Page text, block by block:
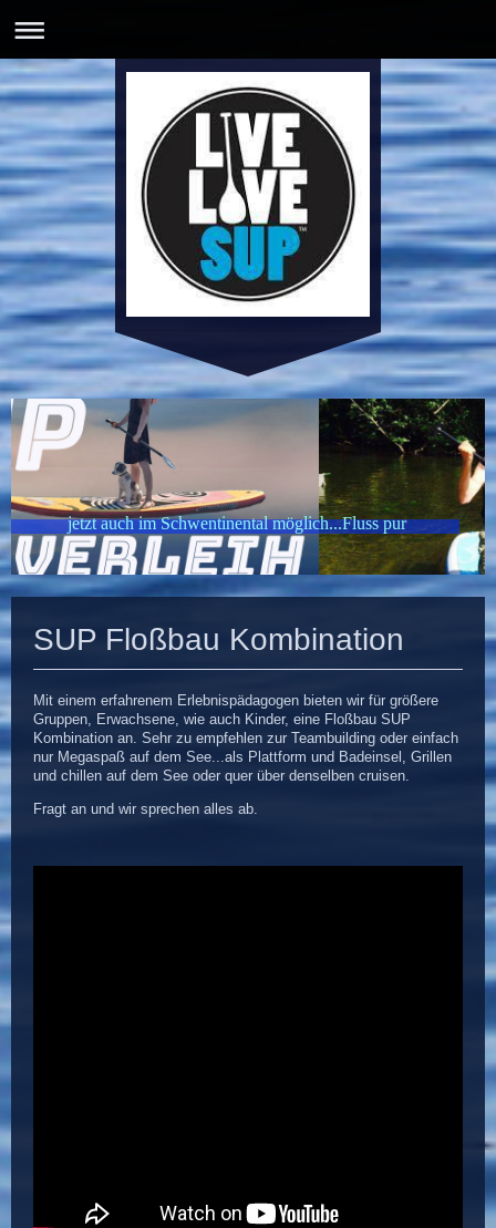
jetzt auch im Schwentinental möglich...Fluss pur
SUP Floßbau Kombination
Mit einem erfahrenem Erlebnispädagogen bieten wir für größere
Gruppen, Erwachsene, wie auch Kinder, eine Floßbau SUP
Kombination an. Sehr zu empfehlen zur Teambuilding oder einfach
nur Megaspaß auf dem See...als Plattform und Badeinsel, Grillen
und chillen auf dem See oder quer über denselben cruisen.
Fragt an und wir sprechen alles ab.